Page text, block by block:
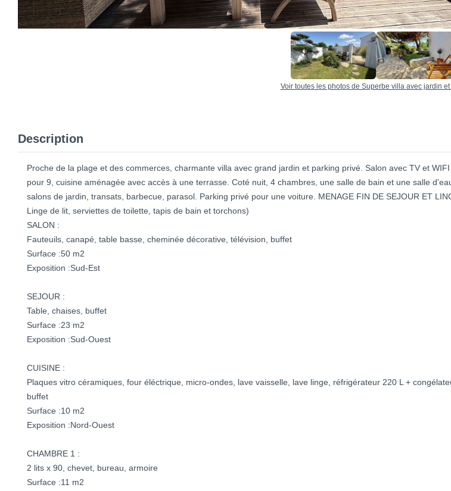
Voir toutes les photos de Superbe villa avec jardin
Description
Proche de la plage et des commerces, charmante villa avec grand jardin et parking privé. Salon avec TV et
pour 9, cuisine aménagée avec accès à une terrasse. Coté nuit, 4 chambres, une salle de bain et une salle
salons de jardin, transats, barbecue, parasol. Parking privé pour une voiture. MENAGE FIN DE SEJOUR ET
Linge de lit, serviettes de toilette, tapis de bain et torchons)
SALON :
Fauteuils, canapé, table basse, cheminée décorative, télévision, buffet
Surface :50 m2
Exposition :Sud-Est
SEJOUR :
Table, chaises, buffet
Surface :23 m2
Exposition :Sud-Ouest
CUISINE :
Plaques vitro céramiques, four éléctrique, micro-ondes, lave vaisselle, lave linge, réfrigérateur 220 L +
buffet
Surface :10 m2
Exposition :Nord-Ouest
CHAMBRE 1 :
2 lits x 90, chevet, bureau, armoire
Surface :11 m2